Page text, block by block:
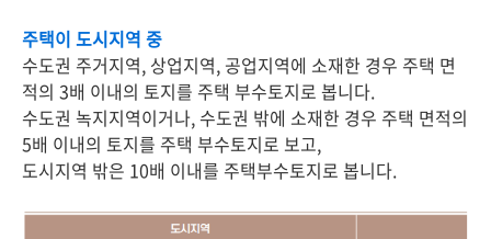
주택이 도시지역 중
수도권 주거지역, 상업지역, 공업지역에 소재한 경우 주택 면
적의 3배 이내의 토지를 주택 부수토지로 봅니다.
수도권 녹지지역이거나, 수도권 밖에 소재한 경우 주택 면적의
5배 이내의 토지를 주택 부수토지로 보고,
도시지역 밖은 10배 이내를 주택부수토지로 봅니다.